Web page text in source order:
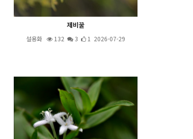
제비꿀
설용화 132 3 1 2026-07-29